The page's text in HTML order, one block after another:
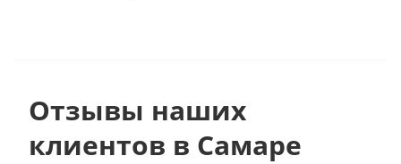
Отзывы наших
клиентов в Самаре